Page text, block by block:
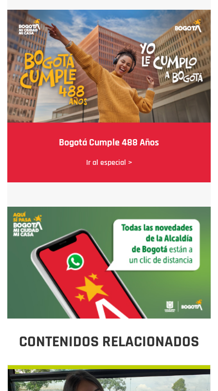
Bogotá Cumple 488 Años
Ir al especial >
CONTENIDOS RELACIONADOS